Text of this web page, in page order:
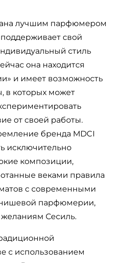
лучшим парфюмером
свой
стиль
она находится
и имеет возможность
в которых может
от своей работы.
бренда MDCI
исключительно
композиции,
веками правила
с современными
парфюмерии,
желаниям Сесиль.
с использованием